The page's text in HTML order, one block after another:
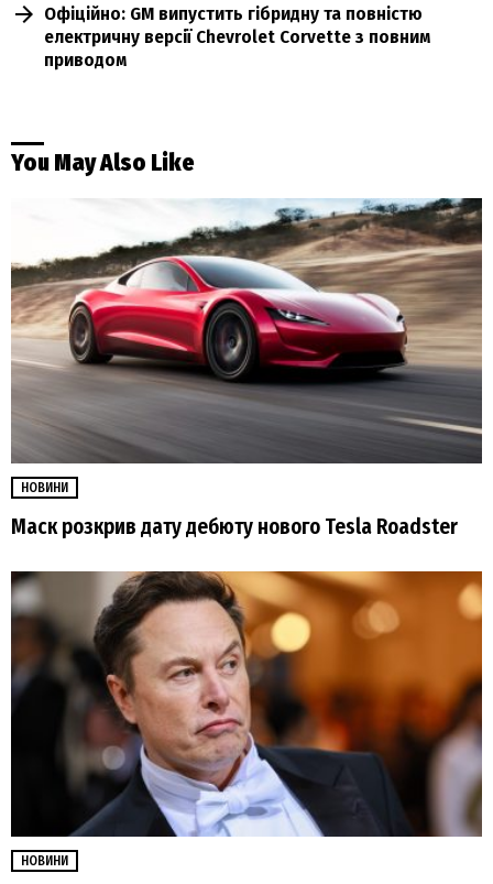
Офіційно: GM випустить гібридну та повністю
електричну версії Chevrolet Corvette з повним
приводом
You May Also Like
НОВИНИ
Маск розкрив дату дебюту нового Tesla Roadster
НОВИНИ